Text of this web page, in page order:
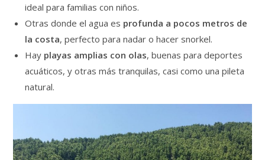
ideal para familias con niños.
Otras donde el agua es profunda a pocos metros de
la costa, perfecto para nadar o hacer snorkel.
Hay playas amplias con olas, buenas para deportes
acuáticos, y otras más tranquilas, casi como una pileta
natural.